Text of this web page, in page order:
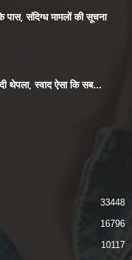
पास, संदिग्ध मामलों की सूचना
थेपला, स्वाद ऐसा कि सब...
33448
16796
10117